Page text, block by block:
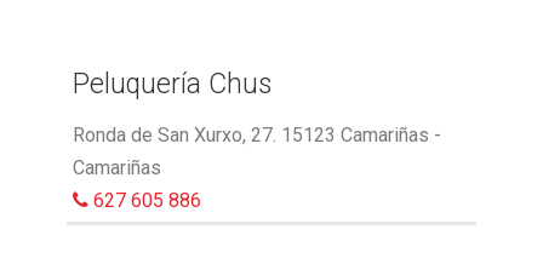
Peluquería Chus
Ronda de San Xurxo, 27. 15123 Camariñas -
Camariñas
627 605 886